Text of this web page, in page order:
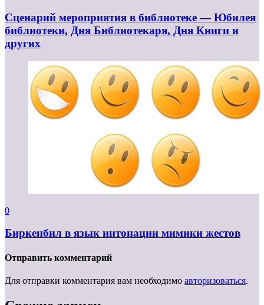
Сценарий мероприятия в библиотеке — Юбилея
библиотеки, Дня Библиотекаря, Дня Книги и
других
0
Биркенбил в язык интонации мимики жестов
Отправить комментарий
Для отправки комментария вам необходимо авторизоваться.